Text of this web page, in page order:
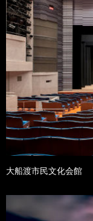
大船渡市民文化会館